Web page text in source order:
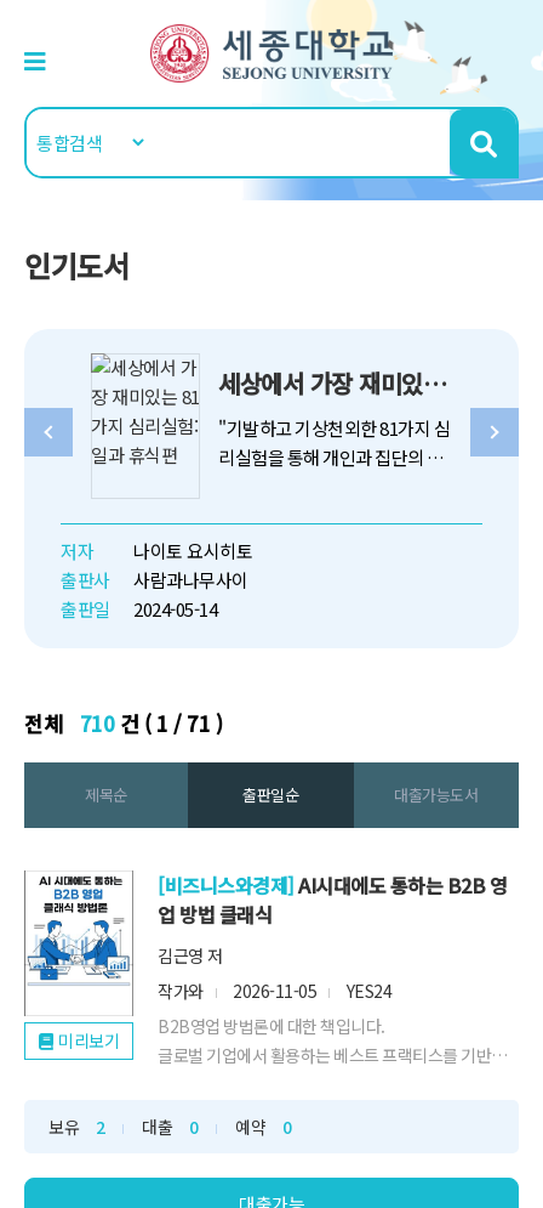
인기도서
세상에서 가장 재미있는 81가지 심리실험: 일과 휴식편
"기발하고 기상천외한 81가지 심
리실험을 통해 개인과 집단의 미
서 가장 재미있는 81가지 심리실
험 - 일과 휴식편』은"
저자
나이토 요시히토
출판사
사람과나무사이
출판일
2024-05-14
전체 710 건 ( 1 / 71 )
제목순 출판일순 대출가능도서
미리보기
[비즈니스와경제]AI시대에도 통하는 B2B 영
업 방법 클래식
김근영 저
작가와
2026-11-05
YES24
B2B영업 방법론에 대한 책입니다.
글로벌 기업에서 활용하는 베스트 프랙티스를 기반으
메인 내용은 작가가 작성했습니다.
보유 2 대출 0 예약 0